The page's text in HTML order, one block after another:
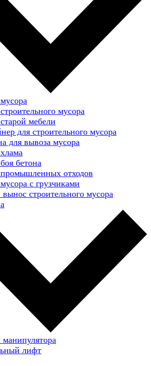
мусора
мебели
для строительного мусора
для вывоза мусора
бетона
отходов
с грузчиками
строительного мусора
манипулятора
лифт